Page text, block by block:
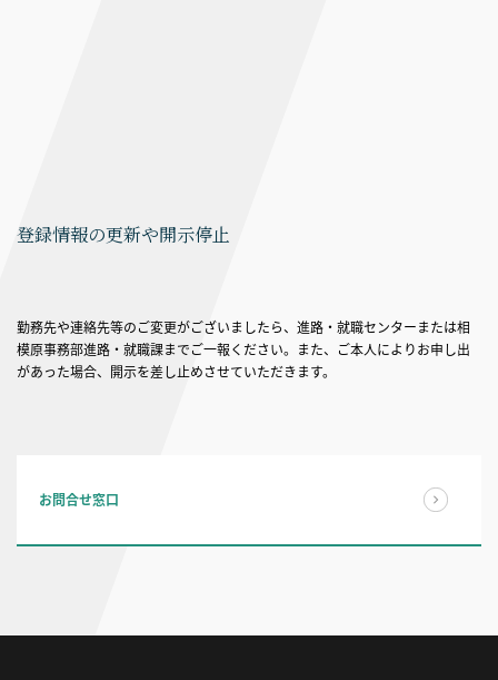
登録情報の更新や開示停止
勤務先や連絡先等のご変更がございましたら、進路・就職センターまたは相
模原事務部進路・就職課までご一報ください。また、ご本人によりお申し出
があった場合、開示を差し止めさせていただきます。
お問合せ窓口